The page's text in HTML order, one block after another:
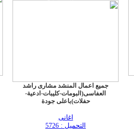
جميع اعمال المنشد مشارى راشد
العفاسى(البومات-كليبات-ادعية-
حفلات)باعلى جودة
اغانى
التحميل : 5726